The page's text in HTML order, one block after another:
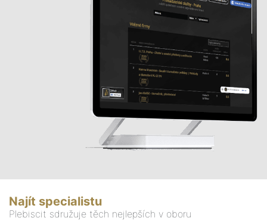
Najít specialistu
Plebiscit sdružuje těch nejlepších v oboru